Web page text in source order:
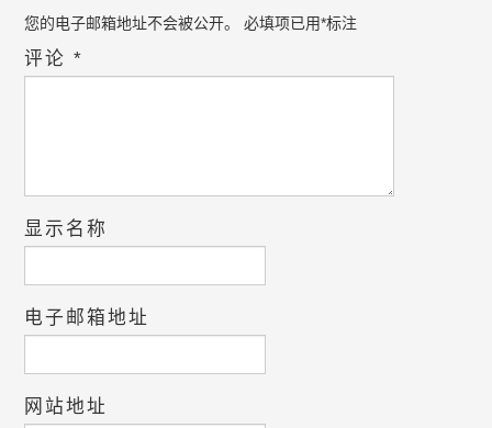
您的电子邮箱地址不会被公开。 必填项已用*标注
评论*
显示名称
电子邮箱地址
网站地址